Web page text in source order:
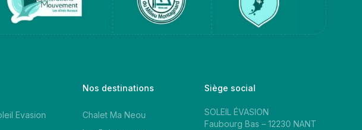
Evasion
Nos destinations
Chalet Ma Neou
Siège social
SOLEIL ÉVASION
Faubourg Bas – 12230 NANT